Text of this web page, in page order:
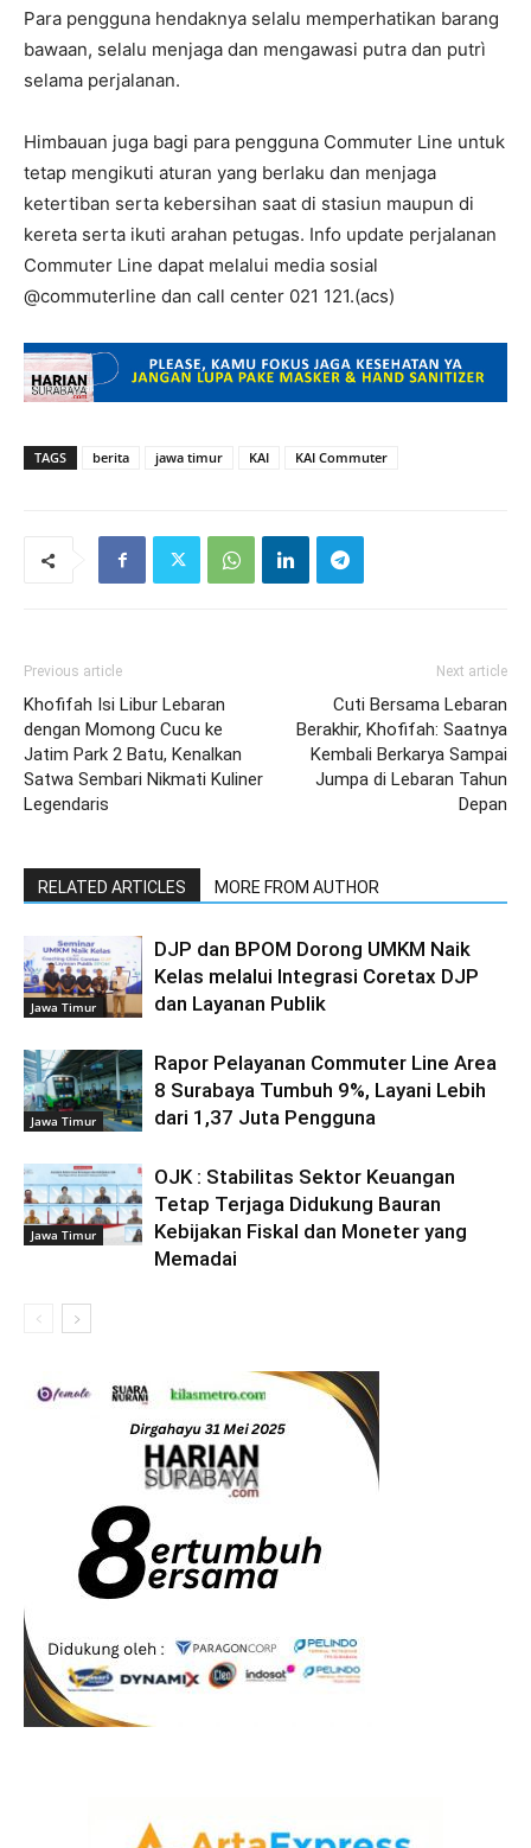
Para pengguna hendaknya selalu memperhatikan barang
bawaan, selalu menjaga dan mengawasi putra dan putrì
selama perjalanan.
Himbauan juga bagi para pengguna Commuter Line untuk
tetap mengikuti aturan yang berlaku dan menjaga
ketertiban serta kebersihan saat di stasiun maupun di
kereta serta ikuti arahan petugas. Info update perjalanan
Commuter Line dapat melalui media sosial
@commuterline dan call center 021 121.(acs)
TAGS berita jawa timur KAI KAI Commuter
Previous article
Khofifah Isi Libur Lebaran
dengan Momong Cucu ke
Jatim Park 2 Batu, Kenalkan
Satwa Sembari Nikmati Kuliner
Legendaris
Next article
Cuti Bersama Lebaran
Berakhir, Khofifah: Saatnya
Kembali Berkarya Sampai
Jumpa di Lebaran Tahun
Depan
RELATED ARTICLES MORE FROM AUTHOR
Jawa Timur
DJP dan BPOM Dorong UMKM Naik
Kelas melalui Integrasi Coretax DJP
dan Layanan Publik
Jawa Timur
Rapor Pelayanan Commuter Line Area
8 Surabaya Tumbuh 9%, Layani Lebih
dari 1,37 Juta Pengguna
Jawa Timur
OJK : Stabilitas Sektor Keuangan
Tetap Terjaga Didukung Bauran
Kebijakan Fiskal dan Moneter yang
Memadai